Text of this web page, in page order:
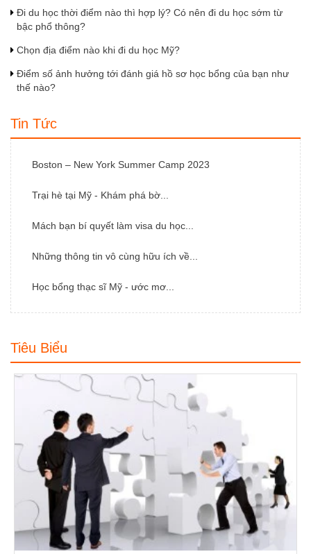
Đi du học thời điểm nào thì hợp lý? Có nên đi du học sớm từ
bậc phổ thông?
Chọn địa điểm nào khi đi du học Mỹ?
Điểm số ảnh hưởng tới đánh giá hồ sơ học bổng của bạn như
thế nào?
Tin Tức
Boston – New York Summer Camp 2023
Trại hè tại Mỹ - Khám phá bờ...
Mách bạn bí quyết làm visa du học...
Những thông tin vô cùng hữu ích về...
Học bổng thạc sĩ Mỹ - ước mơ...
Tiêu Biểu